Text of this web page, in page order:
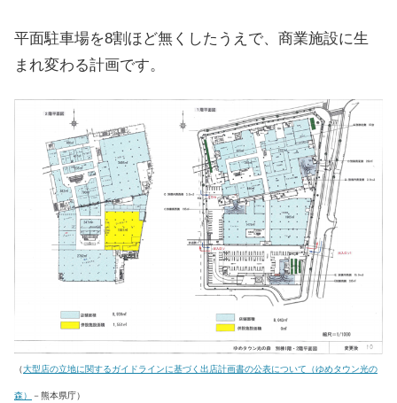
平面駐車場を8割ほど無くしたうえで、商業施設に生
まれ変わる計画です。
（大型店の立地に関するガイドラインに基づく出店計画書の公表について（ゆめタウン光の
森） －熊本県庁）